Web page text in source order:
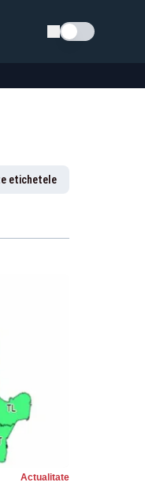
Schimba tema
etichetele
Actualitate